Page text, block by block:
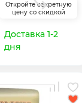
Откройте секретную
цену со скидкой
Доставка 1-2
дня